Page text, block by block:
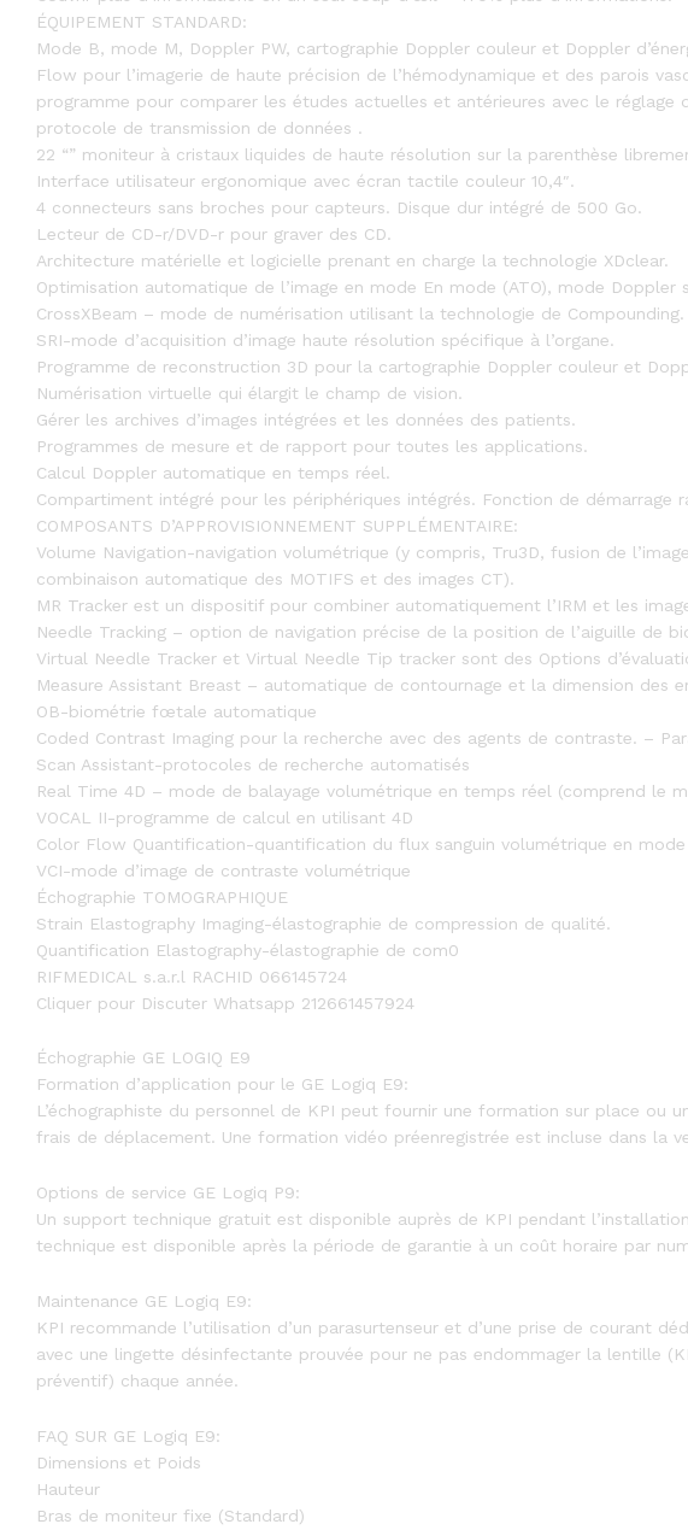
ÉQUIPEMENT STANDARD:
Mode B, mode M, Doppler PW, cartographie Doppler couleur et Doppler
Flow pour l’imagerie de haute précision de l’hémodynamique et des parois
programme pour comparer les études actuelles et antérieures avec le réglage
protocole de transmission de données .
22 “” moniteur à cristaux liquides de haute résolution sur la parenthèse
Interface utilisateur ergonomique avec écran tactile couleur 10,4″.
4 connecteurs sans broches pour capteurs. Disque dur intégré de 500 Go.
Lecteur de CD-r/DVD-r pour graver des CD.
Architecture matérielle et logicielle prenant en charge la technologie XDclear.
Optimisation automatique de l’image en mode En mode (ATO), mode Doppler
CrossXBeam – mode de numérisation utilisant la technologie de Compounding.
SRI-mode d’acquisition d’image haute résolution spécifique à l’organe.
Programme de reconstruction 3D pour la cartographie Doppler couleur et
Numérisation virtuelle qui élargit le champ de vision.
Gérer les archives d’images intégrées et les données des patients.
Programmes de mesure et de rapport pour toutes les applications.
Calcul Doppler automatique en temps réel.
Compartiment intégré pour les périphériques intégrés. Fonction de démarrage
COMPOSANTS D’APPROVISIONNEMENT SUPPLÉMENTAIRE:
Volume Navigation-navigation volumétrique (y compris, Tru3D, fusion de
combinaison automatique des MOTIFS et des images CT).
MR Tracker est un dispositif pour combiner automatiquement l’IRM et les
Needle Tracking – option de navigation précise de la position de l’aiguille de
Virtual Needle Tracker et Virtual Needle Tip tracker sont des Options
Measure Assistant Breast – automatique de contournage et la dimension des
OB-biométrie fœtale automatique
Coded Contrast Imaging pour la recherche avec des agents de contraste. –
Scan Assistant-protocoles de recherche automatisés
Real Time 4D – mode de balayage volumétrique en temps réel (comprend le
VOCAL II-programme de calcul en utilisant 4D
Color Flow Quantification-quantification du flux sanguin volumétrique en
VCI-mode d’image de contraste volumétrique
Échographie TOMOGRAPHIQUE
Strain Elastography Imaging-élastographie de compression de qualité.
Quantification Elastography-élastographie de com0
RIFMEDICAL s.a.r.l RACHID 066145724
Cliquer pour Discuter Whatsapp 212661457924
Échographie GE LOGIQ E9
Formation d’application pour le GE Logiq E9:
L’échographiste du personnel de KPI peut fournir une formation sur place
frais de déplacement. Une formation vidéo préenregistrée est incluse dans
Options de service GE Logiq P9:
Un support technique gratuit est disponible auprès de KPI pendant
technique est disponible après la période de garantie à un coût horaire par
Maintenance GE Logiq E9:
KPI recommande l’utilisation d’un parasurtenseur et d’une prise de courant
avec une lingette désinfectante prouvée pour ne pas endommager la lentille
préventif) chaque année.
FAQ SUR GE Logiq E9:
Dimensions et Poids
Hauteur
Bras de moniteur fixe (Standard)